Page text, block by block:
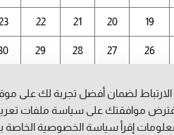
أغسطس 2026
19
20
21
22
26
27
28
29
لضمان أفضل تجربة لك على
موافقتك على سياسة ملفات تعريف
إقرأ سياسة الخصوصيةالخاصة